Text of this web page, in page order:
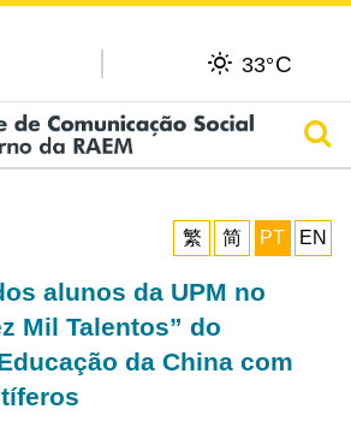
33°C
繁
简 PT EN
alunos da UPM no
Mil Talentos” do
da China com